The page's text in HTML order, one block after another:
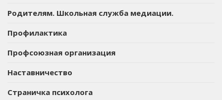
Родителям. Школьная служба медиации.
Профилактика
Профсоюзная организация
Наставничество
Страничка психолога